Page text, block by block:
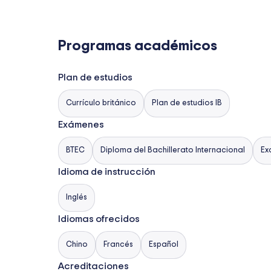
Programas académicos
Plan de estudios
Currículo británico Plan de estudios IB
Exámenes
BTEC Diploma del Bachillerato Internacional
Idioma de instrucción
Inglés
Idiomas ofrecidos
Chino Francés Español
Acreditaciones